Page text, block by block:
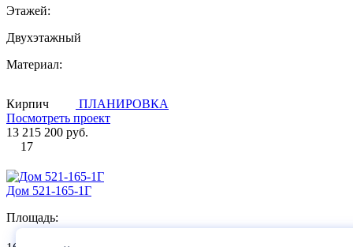
Этажей:
Двухэтажный
Материал:
Кирпич
ПЛАНИРОВКА
Посмотреть проект
13 215 200 руб.
17
Дом 521-165-1Г
Площадь: